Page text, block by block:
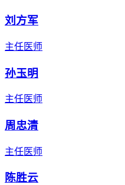
刘方军
主任医师
孙玉明
主任医师
周忠清
主任医师
陈胜云